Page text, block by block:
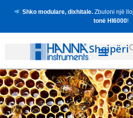
Shko modulare, dixhitale.Zbuloni një
tonë HI6000!
Shqipëri